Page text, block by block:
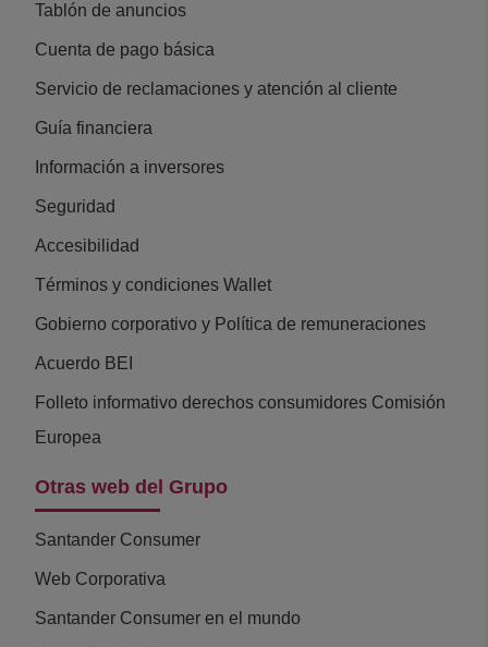
Tablón de anuncios
Cuenta de pago básica
Servicio de reclamaciones y atención al cliente
Guía financiera
Información a inversores
Seguridad
Accesibilidad
Términos y condiciones Wallet
Gobierno corporativo y Política de remuneraciones
Acuerdo BEI
Folleto informativo derechos consumidores Comisión
Europea
Otras web del Grupo
Santander Consumer
Web Corporativa
Santander Consumer en el mundo